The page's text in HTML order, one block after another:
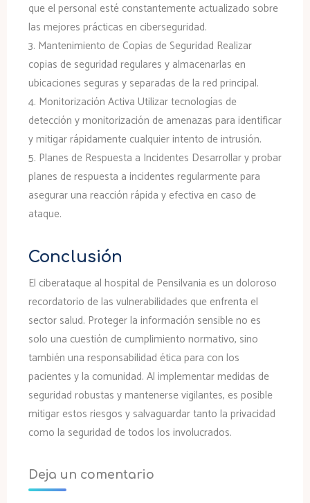
que el personal esté constantemente actualizado sobre
las mejores prácticas en ciberseguridad.
3. Mantenimiento de Copias de Seguridad Realizar
copias de seguridad regulares y almacenarlas en
ubicaciones seguras y separadas de la red principal.
4. Monitorización Activa Utilizar tecnologías de
detección y monitorización de amenazas para identificar
y mitigar rápidamente cualquier intento de intrusión.
5. Planes de Respuesta a Incidentes Desarrollar y probar
planes de respuesta a incidentes regularmente para
asegurar una reacción rápida y efectiva en caso de
ataque.
Conclusión
El ciberataque al hospital de Pensilvania es un doloroso
recordatorio de las vulnerabilidades que enfrenta el
sector salud. Proteger la información sensible no es
solo una cuestión de cumplimiento normativo, sino
también una responsabilidad ética para con los
pacientes y la comunidad. Al implementar medidas de
seguridad robustas y mantenerse vigilantes, es posible
mitigar estos riesgos y salvaguardar tanto la privacidad
como la seguridad de todos los involucrados.
Deja un comentario